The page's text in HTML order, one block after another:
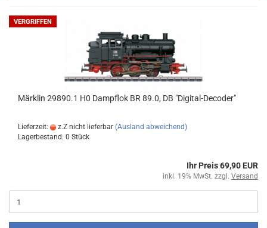
VERGRIFFEN
Märklin 29890.1 H0 Dampflok BR 89.0, DB "Digital-Decoder"
Lieferzeit: z.Z nicht lieferbar (Ausland abweichend)
Lagerbestand: 0 Stück
Ihr Preis 69,90 EUR
inkl. 19% MwSt. zzgl. Versand